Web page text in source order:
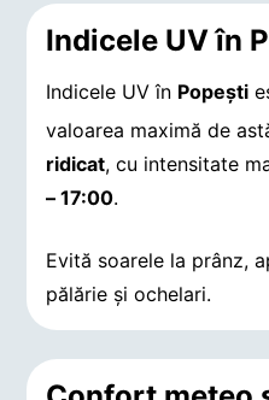
Indicele UV în
Indicele UV în Popeşti
valoarea maximă de
ridicat, cu intensitate
– 17:00.
Evită soarele la prânz,
pălărie și ochelari.